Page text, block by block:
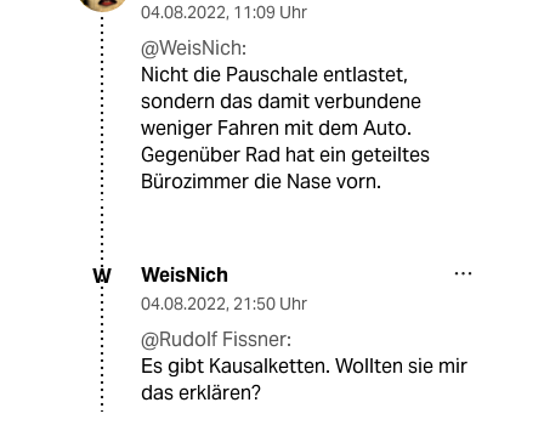
04.08.2022, 11:09 Uhr
@WeisNich:
Nicht die Pauschale entlastet,
sondern das damit verbundene
weniger Fahren mit dem Auto.
Gegenüber Rad hat ein geteiltes
Bürozimmer die Nase vorn.
W WeisNich
04.08.2022, 21:50 Uhr
@Rudolf Fissner:
Es gibt Kausalketten. Wollten sie mir
das erklären?